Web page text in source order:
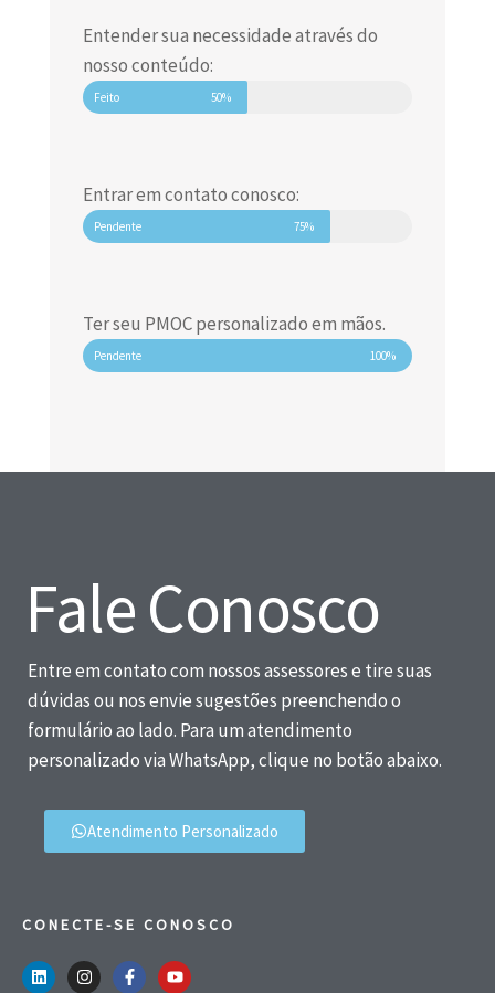
Entender sua necessidade através do
nosso conteúdo:
Feito 50%
Entrar em contato conosco:
Pendente 75%
Ter seu PMOC personalizado em mãos.
Pendente 100%
Fale Conosco
Entre em contato com nossos assessores e tire suas
dúvidas ou nos envie sugestões preenchendo o
formulário ao lado. Para um atendimento
personalizado via WhatsApp, clique no botão abaixo.
Atendimento Personalizado
CONECTE-SE CONOSCO